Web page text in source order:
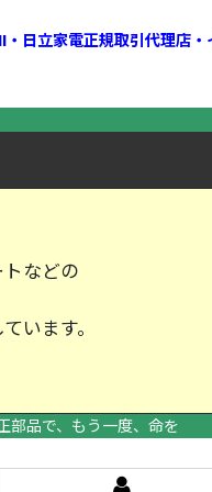
日立家電正規取引代理店・
などの
います。
ます。
品で、もう一度、命を